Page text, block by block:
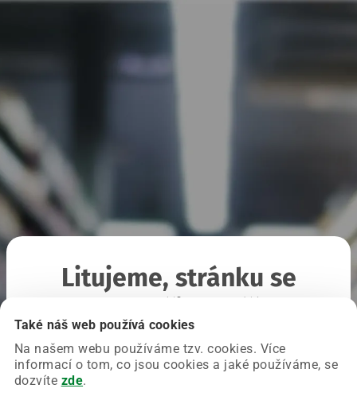
Také náš web používá cookies
Na našem webu používáme tzv. cookies. Více
informací o tom, co jsou cookies a jaké používáme, se
dozvíte zde.
Litujeme, stránku se
Chyba nastala na naší straně a už ji opravujeme.
Zkuste prosím znovu načíst požadovanou stránku.